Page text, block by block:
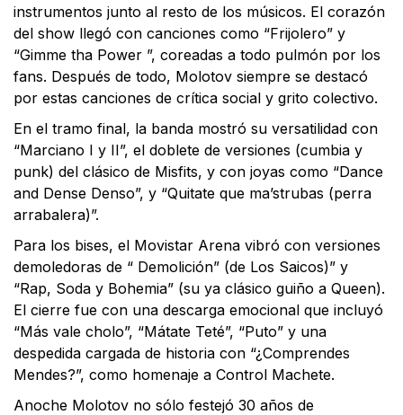
instrumentos junto al resto de los músicos. El corazón
del show llegó con canciones como “Frijolero” y
“Gimme tha Power ”, coreadas a todo pulmón por los
fans. Después de todo, Molotov siempre se destacó
por estas canciones de crítica social y grito colectivo.
En el tramo final, la banda mostró su versatilidad con
“Marciano I y II”, el doblete de versiones (cumbia y
punk) del clásico de Misfits, y con joyas como “Dance
and Dense Denso”, y “Quitate que ma’strubas (perra
arrabalera)”.
Para los bises, el Movistar Arena vibró con versiones
demoledoras de “ Demolición” (de Los Saicos)” y
“Rap, Soda y Bohemia” (su ya clásico guiño a Queen).
El cierre fue con una descarga emocional que incluyó
“Más vale cholo”, “Mátate Teté”, “Puto” y una
despedida cargada de historia con “¿Comprendes
Mendes?”, como homenaje a Control Machete.
Anoche Molotov no sólo festejó 30 años de